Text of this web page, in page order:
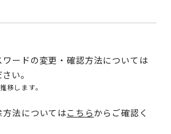
ードの変更・確認方法については
い。
移します。
法についてはこちらからご確認く